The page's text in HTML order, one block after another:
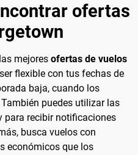
ofertas
mejores ofertas de vuelos
flexible con tus fechas de
baja, cuando los
puedes utilizar las
para recibir notificaciones
busca vuelos con
económicos que los